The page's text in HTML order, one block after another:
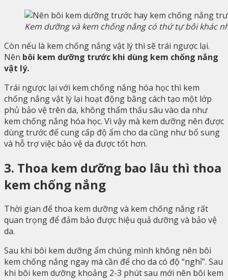
Kem dưỡng và kem chống nắng có thứ tự bôi khác
Còn nếu là kem chống nắng vật lý thì sẽ trái ngược lại.
Nên bôi kem dưỡng trước khi dùng kem chống nắng
vật lý.
Trái ngược lại với kem chống nắng hóa học thì kem
chống nắng vật lý lại hoạt động bằng cách tạo một lớp
phủ bảo vệ trên da, không thẩm thấu sâu vào da như
kem chống nắng hóa học. Vì vậy mà kem dưỡng nên được
dùng trước để cung cấp độ ẩm cho da cũng như bổ sung
và hỗ trợ việc bảo vệ da được tốt hơn.
3. Thoa kem dưỡng bao lâu thì thoa
kem chống nắng
Thời gian để thoa kem dưỡng và kem chống nắng rất
quan trọng để đảm bảo được hiệu quả dưỡng và bảo vệ
da.
Sau khi bôi kem dưỡng ẩm chúng mình không nên bôi
kem chống nắng ngay mà cần để cho da có độ “nghỉ”. Sau
khi bôi kem dưỡng khoảng 2-3 phút sau mới nên bôi kem